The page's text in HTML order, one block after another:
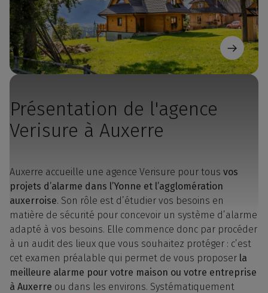
Présentation de l'agence
Verisure à Auxerre
Auxerre accueille une agence Verisure pour tous vos
projets d’alarme dans l’Yonne et l’agglomération
auxerroise. Son rôle est d’étudier vos besoins en
matière de sécurité pour concevoir un système d’alarme
adapté à vos besoins. Elle commence donc par procéder
à un audit des lieux que vous souhaitez protéger : c’est
cet examen préalable qui permet de vous proposer la
meilleure alarme pour votre maison ou votre entreprise
à Auxerre ou dans les environs. Systématiquement